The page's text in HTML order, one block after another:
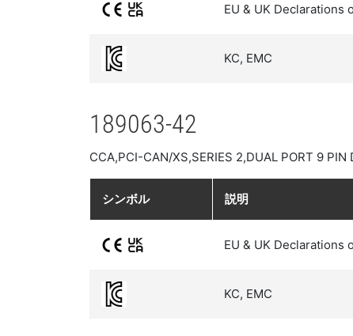
EU & UK Declarations
KC, EMC
189063-42
CCA,PCI-CAN/XS,SERIES 2,DUAL PORT 9 PIN
シンボル 説明
EU & UK Declarations
KC, EMC